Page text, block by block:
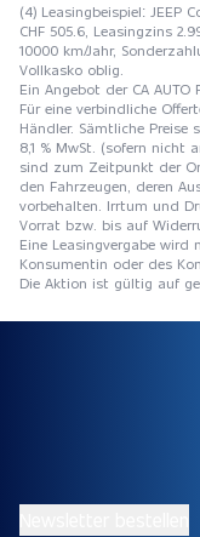
(4) Leasingbeispiel: JEEP
CHF 505.6, Leasingzins
10000 km/Jahr,
Vollkasko oblig.
Ein Angebot der CA AUTO
Für eine verbindliche
Händler. Sämtliche
8,1 % MwSt. (sofern nicht
sind zum Zeitpunkt der
den Fahrzeugen, deren
vorbehalten. Irrtum und
Vorrat bzw. bis auf
Eine Leasingvergabe
Konsumentin oder des
Die Aktion ist gültig auf